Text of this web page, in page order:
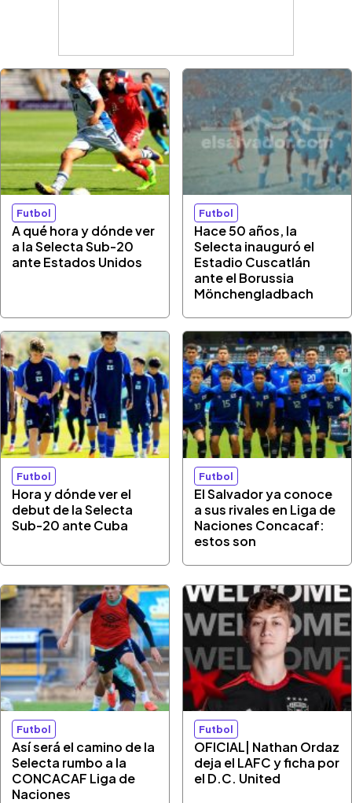
Futbol
A qué hora y dónde ver
a la Selecta Sub-20
ante Estados Unidos
Futbol
Hace 50 años, la
Selecta inauguró el
Estadio Cuscatlán
ante el Borussia
Mönchengladbach
Futbol
Hora y dónde ver el
debut de la Selecta
Sub-20 ante Cuba
Futbol
El Salvador ya conoce
a sus rivales en Liga de
Naciones Concacaf:
estos son
Futbol
Así será el camino de la
Selecta rumbo a la
CONCACAF Liga de
Naciones
Futbol
OFICIAL| Nathan Ordaz
deja el LAFC y ficha por
el D.C. United